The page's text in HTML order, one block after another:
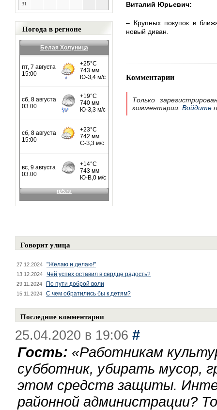
31
Погода в регионе
Белая Холуница
Виталий Юрьевич:
– Крупных покупок в
новый диван.
Комментарии
Только
комментарии. Войдите
Говорит улица
27.12.2024 "Желаю и делаю!"
13.12.2024 Чей успех оставил в сердце радость?
29.11.2024 По пути доброй воли
15.11.2024 С чем обратились бы к детям?
Последние комментарии
25.04.2020 в 19:06 #
Гость: «Работникам
субботник, убирать мусор,
этом средств защиты.
районной администрации?